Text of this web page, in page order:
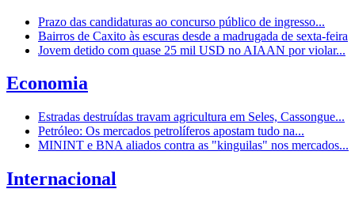
Prazo das candidaturas ao concurso público de ingresso...
Bairros de Caxito às escuras desde a madrugada de sexta-feira
Jovem detido com quase 25 mil USD no AIAAN por violar...
Economia
Estradas destruídas travam agricultura em Seles, Cassongue...
Petróleo: Os mercados petrolíferos apostam tudo na...
MININT e BNA aliados contra as "kinguilas" nos mercados...
Internacional